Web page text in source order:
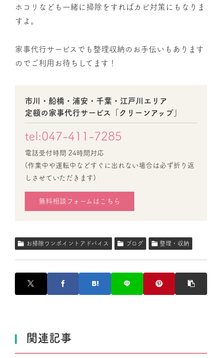
ホコリなども一緒に掃除をすればカビ対策にもなりま
すよ。
家事代行サービスでも整理収納のお手伝いもあります
のでご利用お待ちしてます！
市川・船橋・浦安・千葉・江戸川エリア
定額の家事代行サービス「クリーンアップ」
tel:047-411-7285
電話受付時間 24時間対応
(作業中や運転中などすぐに出れない場合は必ず折り返
しさせていただきます)
無料相談フォームはこちら
お掃除ワンポイントアドバイス ブログ 整理・収納
関連記事